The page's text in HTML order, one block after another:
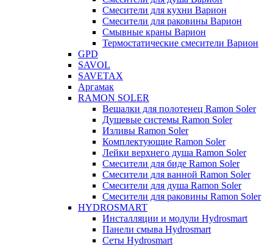
Смесители для кухни Варион
Смесители для раковины Варион
Смывные краны Варион
Термостатические смесители Варион
GPD
SAVOL
SAVETAX
Аргамак
RAMON SOLER
Вешалки для полотенец Ramon Soler
Душевые системы Ramon Soler
Изливы Ramon Soler
Комплектующие Ramon Soler
Лейки верхнего душа Ramon Soler
Смесители для биде Ramon Soler
Смесители для ванной Ramon Soler
Смесители для душа Ramon Soler
Смесители для раковины Ramon Soler
HYDROSMART
Инсталляции и модули Hydrosmart
Панели смыва Hydrosmart
Сеты Hydrosmart